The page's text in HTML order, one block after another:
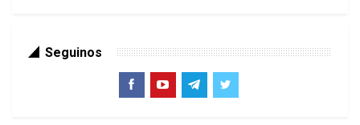
Seguinos